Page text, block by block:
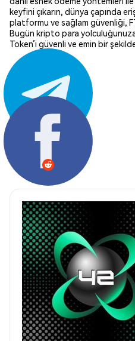
keyfini çıkarın, dünya çapında
platformu ve sağlam güvenliği,
Bugün kripto para
Token’i güvenli ve emin bir
Paylaş: